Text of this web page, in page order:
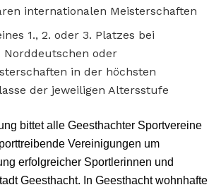
internationalen Meisterschaften
1., 2. oder 3. Platzes bei
Norddeutschen oder
in der höchsten
der jeweiligen Altersstufe
bittet alle Geesthachter Sportvereine
Vereinigungen um
erfolgreicher Sportlerinnen und
Geesthacht. In Geesthacht wohnhafte